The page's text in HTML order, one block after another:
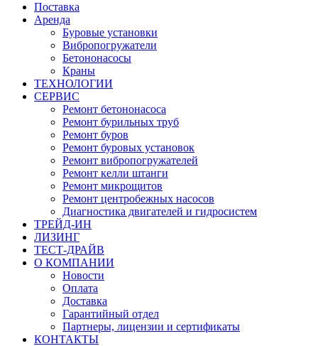
Поставка
Аренда
Буровые установки
Вибропогружатели
Бетононасосы
Краны
ТЕХНОЛОГИИ
СЕРВИС
Ремонт бетононасоса
Ремонт бурильных труб
Ремонт буров
Ремонт буровых установок
Ремонт вибропогружателей
Ремонт келли штанги
Ремонт микрощитов
Ремонт центробежных насосов
Диагностика двигателей и гидросистем
ТРЕЙД-ИН
ЛИЗИНГ
ТЕСТ-ДРАЙВ
О КОМПАНИИ
Новости
Оплата
Доставка
Гарантийный отдел
Партнеры, лицензии и сертификаты
КОНТАКТЫ